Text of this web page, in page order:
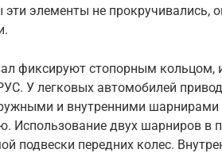
элементы не прокручивались,
фиксируют стопорным кольцом,
У легковых автомобилей
и внутренними шарнирами
Использование двух шарниров в
подвески передних колес.